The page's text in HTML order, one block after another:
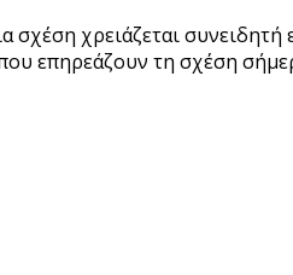
σχέση χρειάζεται
επηρεάζουν τη σχέση